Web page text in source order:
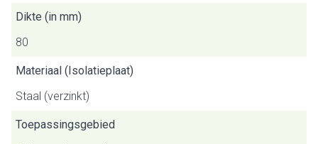
Dikte (in mm)
80
Materiaal (Isolatieplaat)
Staal (verzinkt)
Toepassingsgebied